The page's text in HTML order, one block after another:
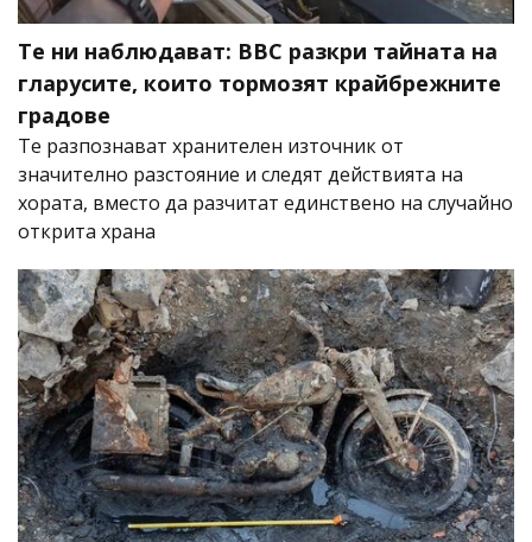
Те ни наблюдават: BBC разкри тайната на
гларусите, които тормозят крайбрежните
градове
Те разпознават хранителен източник от
значително разстояние и следят действията на
хората, вместо да разчитат единствено на случайно
открита храна